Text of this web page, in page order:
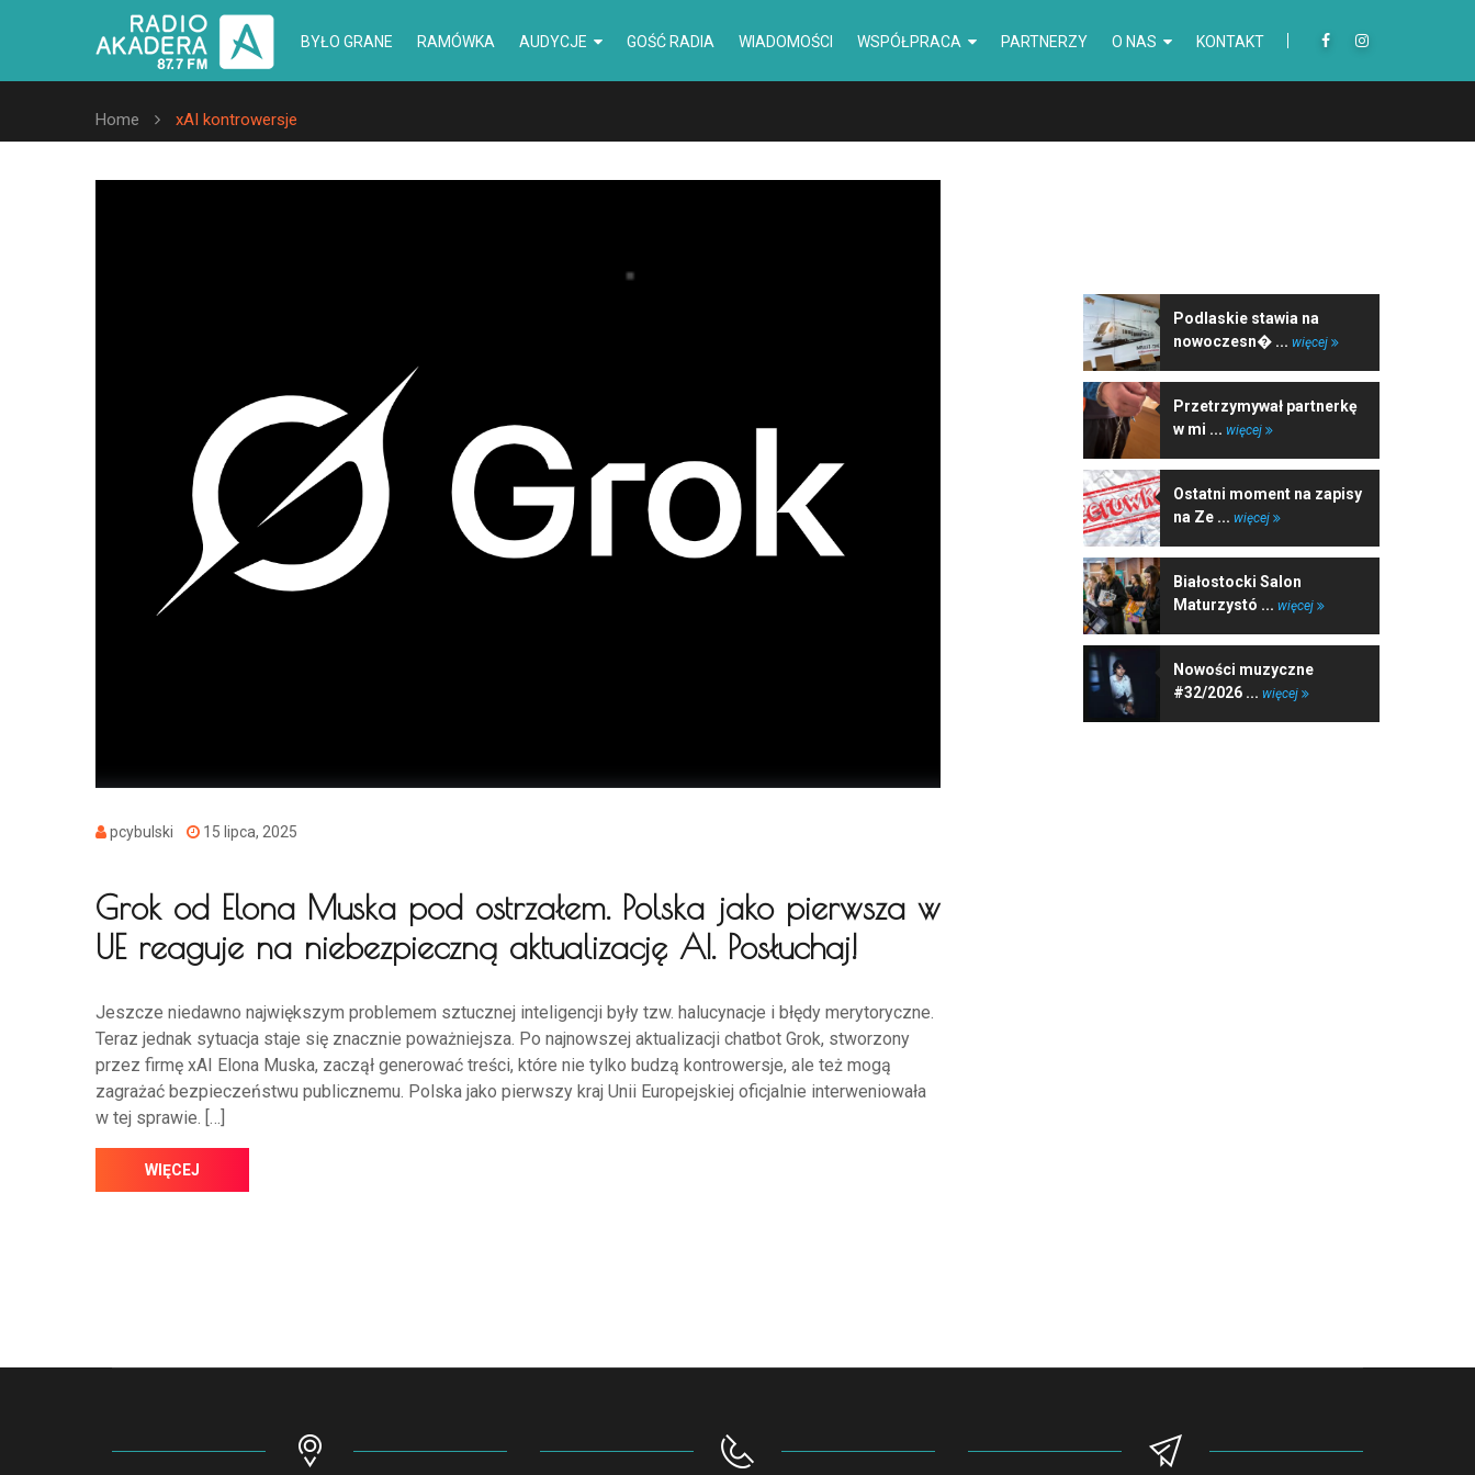
BYŁO GRANE RAMÓWKA AUDYCJE GOŚĆ RADIA WIADOMOŚCI WSPÓŁPRACA PARTNERZY O NAS KONTAKT
Home xAI kontrowersje
pcybulski 15 lipca, 2025
Grok od Elona Muska pod ostrzałem. Polska jako pierwsza w
UE reaguje na niebezpieczną aktualizację AI. Posłuchaj!
Jeszcze niedawno największym problemem sztucznej inteligencji były tzw. halucynacje i błędy merytoryczne.
Teraz jednak sytuacja staje się znacznie poważniejsza. Po najnowszej aktualizacji chatbot Grok, stworzony
przez firmę xAI Elona Muska, zaczął generować treści, które nie tylko budzą kontrowersje, ale też mogą
zagrażać bezpieczeństwu publicznemu. Polska jako pierwszy kraj Unii Europejskiej oficjalnie interweniowała
w tej sprawie. […]
WIĘCEJ
Podlaskie stawia na
nowoczesn� ... więcej
Przetrzymywał partnerkę
w mi ... więcej
Ostatni moment na zapisy
na Ze ... więcej
Białostocki Salon
Maturzystó ... więcej
Nowości muzyczne
#32/2026 ... więcej